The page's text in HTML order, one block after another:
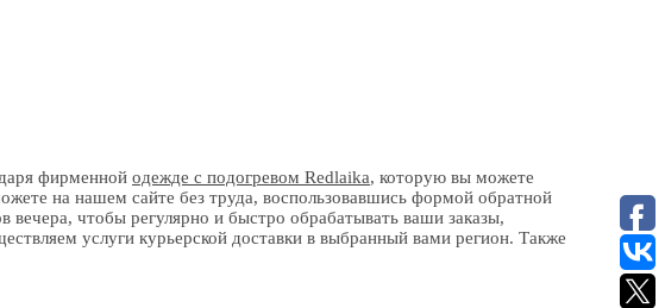
фирменной одежде с подогревом Redlaika, которую вы можете
на нашем сайте без труда, воспользовавшись формой обратной
вечера, чтобы регулярно и быстро обрабатывать ваши заказы,
услуги курьерской доставки в выбранный вами регион. Также